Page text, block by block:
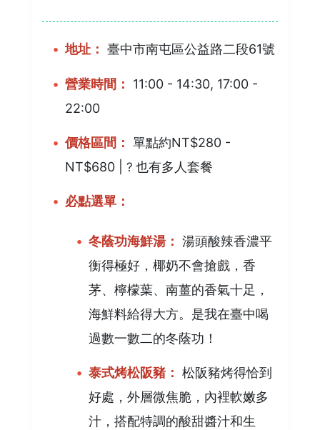
地址： 臺中市南屯區公益路二段61號
營業時間：
11:00 - 14:30, 17:00 -
22:00
價格區間： 單點約NT$280 -
NT$680 |?️ 也有多人套餐
必點選單：
冬蔭功海鮮湯： 湯頭酸辣香濃平
衡得極好，椰奶不會搶戲，香
茅、檸檬葉、南薑的香氣十足，
海鮮料給得大方。是我在臺中喝
過數一數二的冬蔭功！
泰式烤松阪豬： 松阪豬烤得恰到
好處，外層微焦脆，內裡軟嫩多
汁，搭配特調的酸甜醬汁和生